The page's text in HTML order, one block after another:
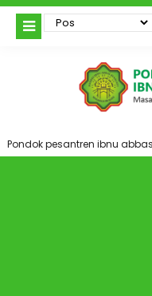
pesantren ibnu abbas